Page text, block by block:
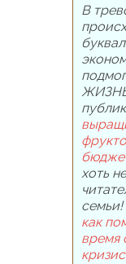
В
хоть
как
время